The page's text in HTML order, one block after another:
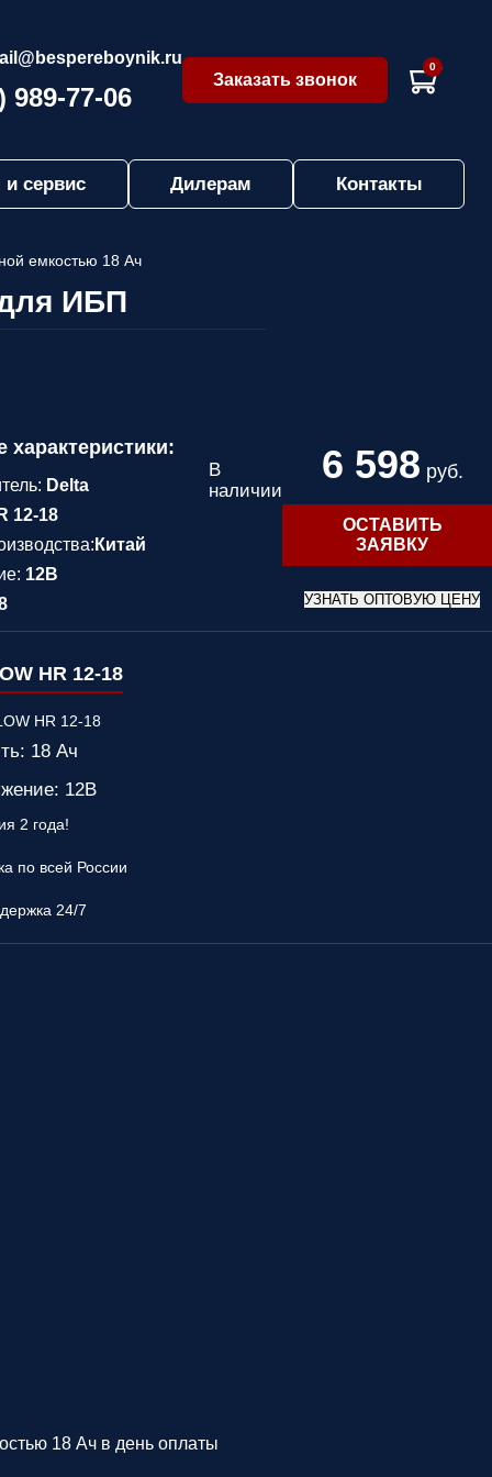
989-77-06
Заказать звонок
0
и сервис Дилерам Контакты
емкостью 18 Ач
для ИБП
характеристики:
Delta
12-18
Китай
12В
В
наличии
6 598 руб.
ОСТАВИТЬ
ЗАЯВКУ
УЗНАТЬ ОПТОВУЮ ЦЕНУ
HR 12-18
18 Ач
12В
2 года!
по всей России
24/7
18 Ач в день оплаты